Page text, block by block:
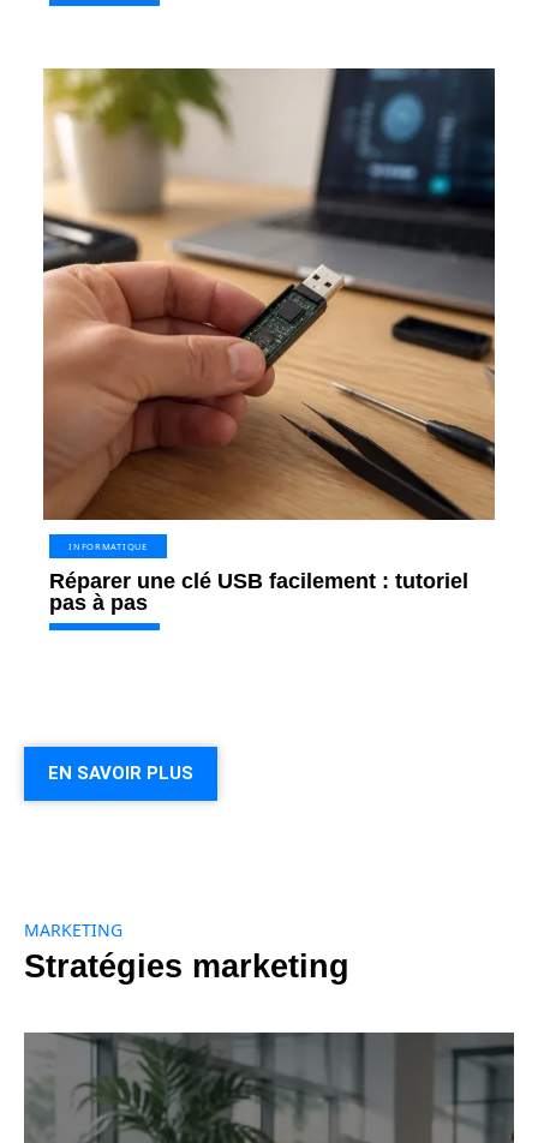
INFORMATIQUE
Réparer une clé USB facilement : tutoriel
pas à pas
EN SAVOIR PLUS
MARKETING
Stratégies marketing